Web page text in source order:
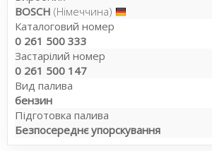
BOSCH (Німеччина)
Каталоговий номер
0 261 500 333
Застарілий номер
0 261 500 147
Вид палива
бензин
Підготовка палива
Безпосереднє упорскування